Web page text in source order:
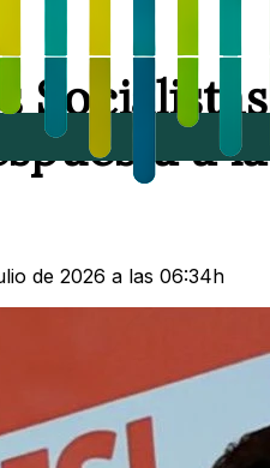
a
de 2026 a las 06:34h